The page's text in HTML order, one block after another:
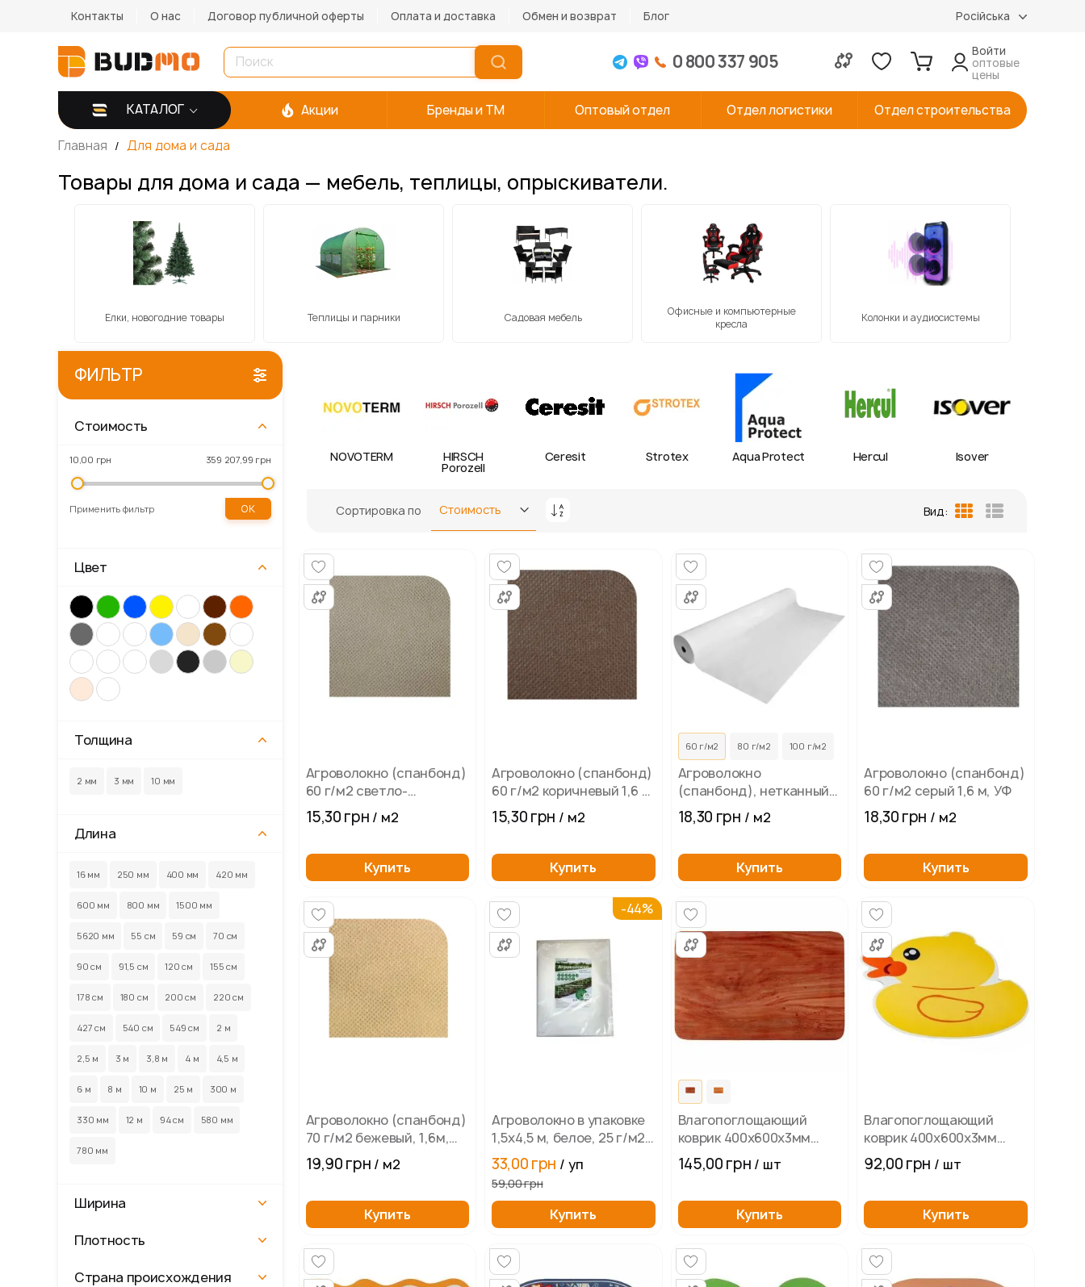
Контакты О нас Договор публичной оферты Оплата и доставка Обмен и возврат Блог Російська
КАТАЛОГ
0 800 337 905
Войти
оптовые
цены
Акции Бренды и TM Оптовый отдел Отдел логистики Отдел строительства
Главная Для дома и сада
Товары для дома и сада — мебель, теплицы, опрыскиватели.
Елки, новогодние товары Теплицы и парники Садовая мебель
Офисные и компьютерные
кресла
Колонки и аудиосистемы
Gordon Kronospan NOVOTERM HIRSCH
Porozell
Ceresit Strotex Aqua Protect Hercul Isover
Сортировка по
Задать
Вид:
Агроволокно (спанбонд)
60 г/м2 светло-
коричневый 1,6 м, УФ
15,30 грн / м2
Купить
Агроволокно (спанбонд)
60 г/м2 коричневый 1,6 м,
УФ
15,30 грн / м2
Купить
60 г/м2 80 г/м2 100 г/м2
Агроволокно
(спанбонд), нетканный
материал
18,30 грн / м2
Купить
Агроволокно (спанбонд)
60 г/м2 серый 1,6 м, УФ
18,30 грн / м2
Купить
Агроволокно (спанбонд)
70 г/м2 бежевый, 1,6м,
УФ
19,90 грн / м2
Купить
-44%
Агроволокно в упаковке
1,5х4,5 м, белое, 25 г/м2
плотность
33,00 грн / уп
59,00 грн
Купить
Влагопоглощающий
коврик 400х600х3мм
Дерево
145,00 грн / шт
Купить
Влагопоглощающий
коврик 400х600х3мм
Уточка
92,00 грн / шт
Купить
ФИЛЬТР
Стоимость
10,00 грн 359 207,99 грн
Применить фильтр OK
Цвет
Толщина
2 мм 3 мм 10 мм
Длина
16 мм 250 мм 400 мм 420 мм
600 мм 800 мм 1500 мм
5620 мм 55 см 59 см 70 см
90 см 91,5 см 120 см 155 см
178 см 180 см 200 см 220 см
427 см 540 см 549 см 2 м
2,5 м 3 м 3,8 м 4 м 4,5 м
6 м 8 м 10 м 25 м 300 м
330 мм 12 м 94 см 580 мм
780 мм
Ширина
Плотность
Страна происхождения